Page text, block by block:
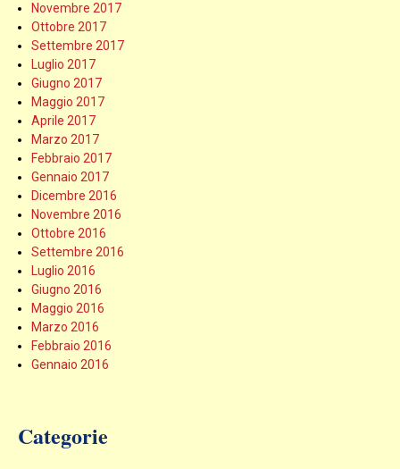
Novembre 2017
Ottobre 2017
Settembre 2017
Luglio 2017
Giugno 2017
Maggio 2017
Aprile 2017
Marzo 2017
Febbraio 2017
Gennaio 2017
Dicembre 2016
Novembre 2016
Ottobre 2016
Settembre 2016
Luglio 2016
Giugno 2016
Maggio 2016
Marzo 2016
Febbraio 2016
Gennaio 2016
Categorie